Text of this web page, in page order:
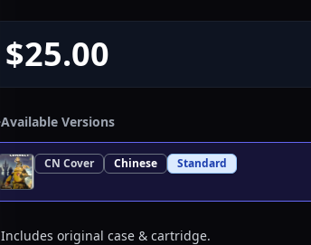
$25.00
Available Versions
CN Cover Chinese Standard
Includes original case & cartridge.